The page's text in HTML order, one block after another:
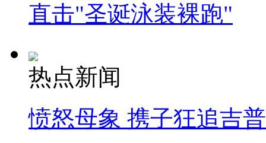
直击"圣诞泳装裸跑"
热点新闻
愤怒母象 携子狂追吉